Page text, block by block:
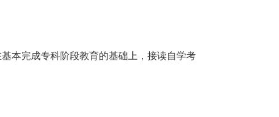
本完成专科阶段教育的基础上，接读自学考